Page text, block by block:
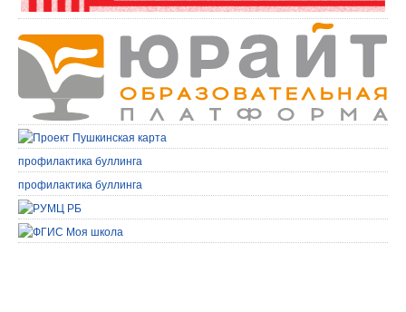
профилактика буллинга
профилактика буллинга